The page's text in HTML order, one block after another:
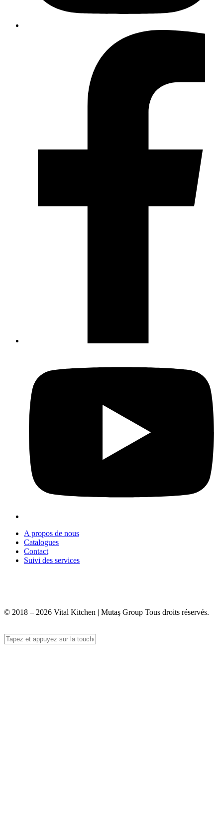
A propos de nous
Catalogues
Contact
Suivi des services
© 2018 – 2026 Vital Kitchen | Mutaş Group Tous droits réservés.